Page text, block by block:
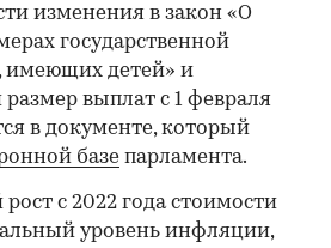
изменения в закон «О
государственной
имеющих детей» и
выплат с 1 февраля
в документе, который
базе парламента.
с 2022 года стоимости
уровень инфляции,